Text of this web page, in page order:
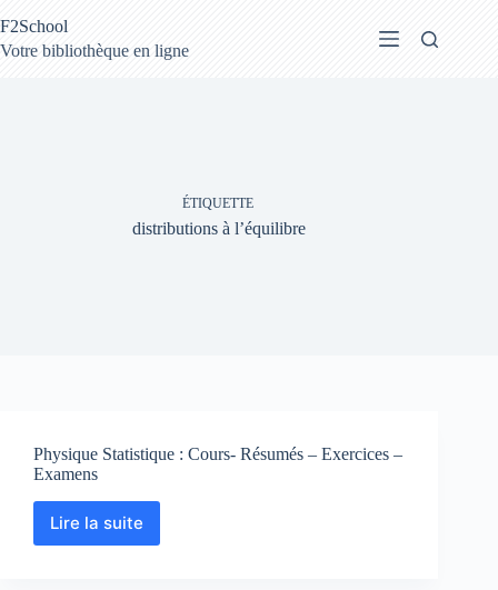
au
contenu
F2School
Votre bibliothèque en ligne
ÉTIQUETTE
distributions à l’équilibre
Physique Statistique : Cours- Résumés – Exercices –
Examens
Lire la suite
Physique